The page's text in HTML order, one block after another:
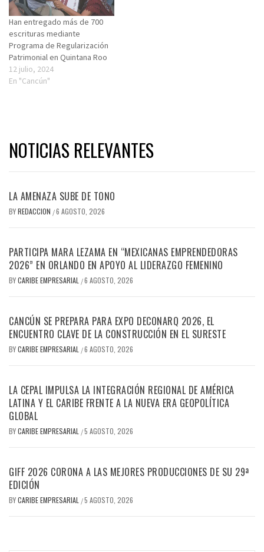
Han entregado más de 700
escrituras mediante
Programa de Regularización
Patrimonial en Quintana Roo
12 julio, 2024
En "Cancún"
NOTICIAS RELEVANTES
LA AMENAZA SUBE DE TONO
BYREDACCION /6 AGOSTO, 2026
PARTICIPA MARA LEZAMA EN “MEXICANAS EMPRENDEDORAS
2026” EN ORLANDO EN APOYO AL LIDERAZGO FEMENINO
BYCARIBE EMPRESARIAL /6 AGOSTO, 2026
CANCÚN SE PREPARA PARA EXPO DECONARQ 2026, EL
ENCUENTRO CLAVE DE LA CONSTRUCCIÓN EN EL SURESTE
BYCARIBE EMPRESARIAL /6 AGOSTO, 2026
LA CEPAL IMPULSA LA INTEGRACIÓN REGIONAL DE AMÉRICA
LATINA Y EL CARIBE FRENTE A LA NUEVA ERA GEOPOLÍTICA
GLOBAL
BYCARIBE EMPRESARIAL /5 AGOSTO, 2026
GIFF 2026 CORONA A LAS MEJORES PRODUCCIONES DE SU 29ª
EDICIÓN
BYCARIBE EMPRESARIAL /5 AGOSTO, 2026